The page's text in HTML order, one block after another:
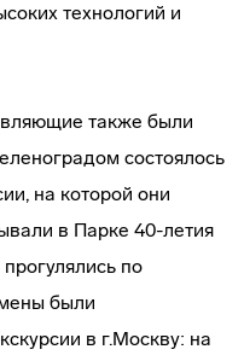
технологий и
также были
состоялось
на которой они
в Парке 40-летия
по
были
в г.Москву: на